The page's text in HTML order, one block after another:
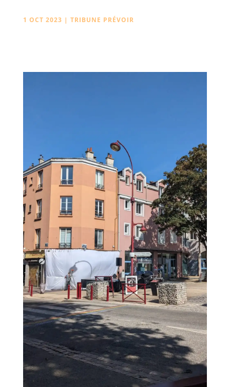
1 OCT 2023 | TRIBUNE PRÉVOIR